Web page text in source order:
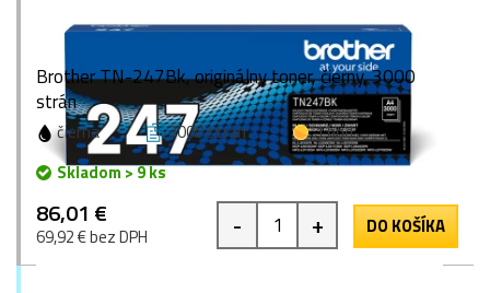
Brother TN-247Bk, originálny toner, čierny, 3000
strán
čierna 3000 strán
1 bod
Skladom > 9 ks
86,01 €
69,92 € bez DPH - + DO KOŠÍKA